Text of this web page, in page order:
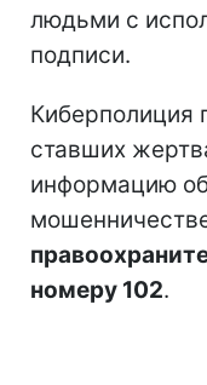
людьми с
подписи.
Киберполиция
ставших
информацию
номеру 102.